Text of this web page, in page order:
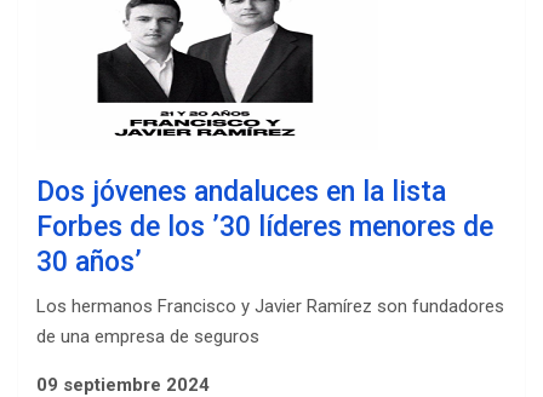
Dos jóvenes andaluces en la lista
Forbes de los ’30 líderes menores de
30 años’
Los hermanos Francisco y Javier Ramírez son fundadores
de una empresa de seguros
09 septiembre 2024